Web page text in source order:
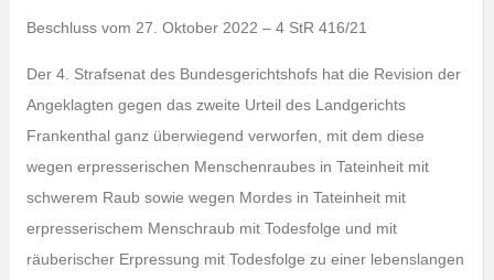
Beschluss vom 27. Oktober 2022 – 4 StR 416/21
Der 4. Strafsenat des Bundesgerichtshofs hat die Revision der
Angeklagten gegen das zweite Urteil des Landgerichts
Frankenthal ganz überwiegend verworfen, mit dem diese
wegen erpresserischen Menschenraubes in Tateinheit mit
schwerem Raub sowie wegen Mordes in Tateinheit mit
erpresserischem Menschraub mit Todesfolge und mit
räuberischer Erpressung mit Todesfolge zu einer lebenslangen